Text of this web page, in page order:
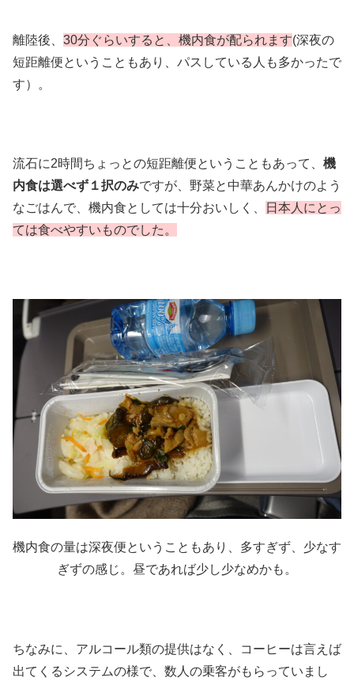
離陸後、 30分ぐらいすると、機内食が配られます(深夜の
短距離便ということもあり、パスしている人も多かったで
す）。
流石に2時間ちょっとの短距離便ということもあって、 機
内食は選べず１択のみですが、野菜と中華あんかけのよう
なごはんで、機内食としては十分おいしく、
日本人にとっ
ては食べやすいものでした。
機内食の量は深夜便ということもあり、多すぎず、少なす
ぎずの感じ。昼であれば少し少なめかも。
ちなみに、アルコール類の提供はなく、コーヒーは言えば
出てくるシステムの様で、数人の乗客がもらっていまし